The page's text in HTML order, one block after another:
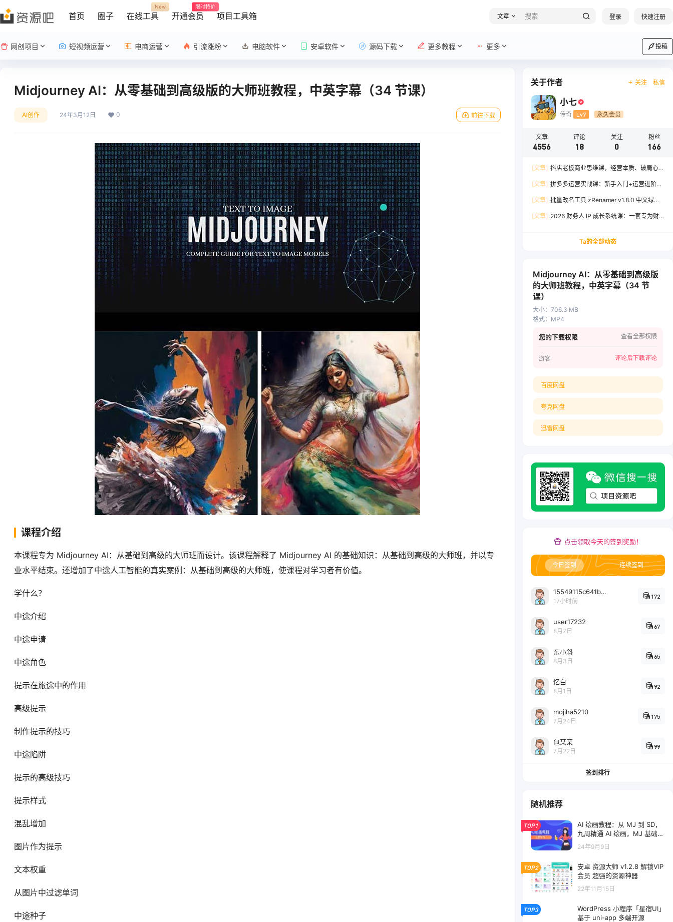
首页 圈子 在线工具
New
开通会员
限时特价
项目工具箱 文章 登录 快速注册
网创项目 短视频运营 电商运营 引流涨粉 电脑软件 安卓软件 源码下载 更多教程 更多 投稿
Midjourney AI：从零基础到高级版的大师班教程，中英字幕（34 节课）
AI创作 24年3月12日 0 前往下载
课程介绍
本课程专为 Midjourney AI：从基础到高级的大师班而设计。该课程解释了 Midjourney AI 的基础知识：从基础到高级的大师班，并以专
业水平结束。还增加了中途人工智能的真实案例：从基础到高级的大师班，使课程对学习者有价值。
学什么？
中途介绍
中途申请
中途角色
提示在旅途中的作用
高级提示
制作提示的技巧
中途陷阱
提示的高级技巧
提示样式
混乱增加
图片作为提示
文本权重
从图片中过滤单词
中途种子
关于作者 关注 私信
小七
传奇 Lv7 永久会员
文章
4556
评论
18
关注
0
粉丝
166
[文章] 抖店老板商业思维课，经营本质、破局心
增
[文章] 拼多多运营实战课：新手入门+运营进阶、
出百单
[文章] 批量改名工具 zRenamer v1.8.0 中文绿色
[文章] 2026 财务人 IP 成长系统课：一套专为财
Ta的全部动态
Midjourney AI：从零基础到高级版
的大师班教程，中英字幕（34 节
课）
大小： 706.3 MB
格式： MP4
您的下载权限 查看全部权限
游客 评论后下载评论
百度网盘
夸克网盘
迅雷网盘
点击领取今天的签到奖励！
今日签到 连续签到
15549115c641bc6524e64d1d800349ec7396
17小时前
172
user17232
8月7日
67
东小斜
8月3日
65
忆白
8月1日
92
mojiha5210
7月24日
175
包某某
7月22日
99
签到排行
随机推荐
TOP1
AI 绘画教程：从 MJ 到 SD，
九周精通 AI 绘画，MJ 基础至
SD 模型训练全方位教
24年9月9日
TOP2
安卓 资源大师 v1.2.8 解锁VIP
会员 超强的资源神器
22年11月15日
TOP3
WordPress 小程序「星宿UI」
基于 uni-app 多端开源